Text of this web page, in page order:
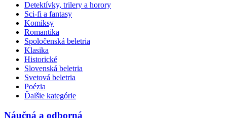
Detektívky, trilery a horory
Sci-fi a fantasy
Komiksy
Romantika
Spoločenská beletria
Klasika
Historické
Slovenská beletria
Svetová beletria
Poézia
Ďalšie kategórie
Náučná a odborná